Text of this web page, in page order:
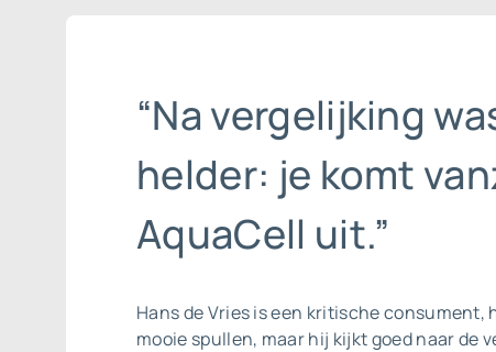
“Na vergelijking
helder: je komt
AquaCell uit.”
Hans de Vries is een kritische consument,
mooie spullen, maar hij kijkt goed naar de